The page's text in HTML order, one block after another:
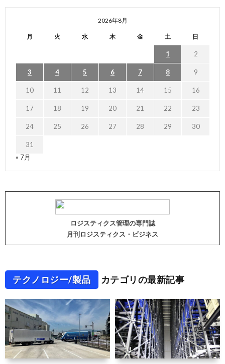
2026年8月
月 火 水 木 金 土 日
1 2
3 4 5 6 7 8 9
10 11 12 13 14 15 16
17 18 19 20 21 22 23
24 25 26 27 28 29 30
31
« 7月
ロジスティクス管理の専門誌
月刊ロジスティクス・ビジネス
テクノロジー/製品 カテゴリの最新記事